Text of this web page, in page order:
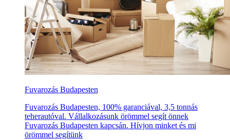
Fuvarozás Budapesten
Fuvarozás Budapesten, 100% garanciával, 3,5 tonnás
teherautóval. Vállalkozásunk örömmel segít önnek
Fuvarozás Budapesten kapcsán. Hívjon minket és mi
örömmel segítünk